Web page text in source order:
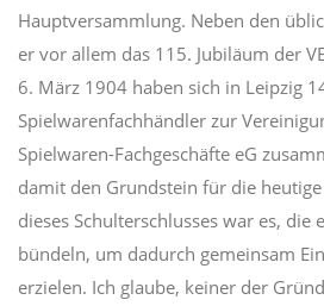
Hauptversammlung. Neben den
er vor allem das 115. Jubiläum der
6. März 1904 haben sich in Leipzig
Spielwarenfachhändler zur
Spielwaren-Fachgeschäfte eG
damit den Grundstein für die heutige
dieses Schulterschlusses war es, die
bündeln, um dadurch gemeinsam
erzielen. Ich glaube, keiner der